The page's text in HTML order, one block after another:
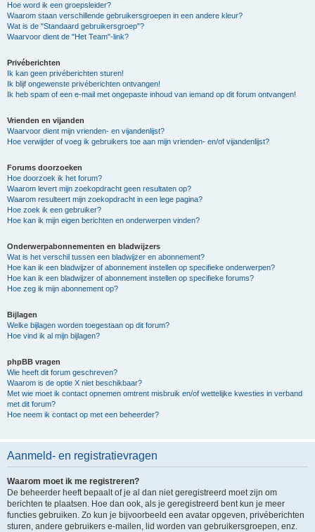
Hoe word ik een groepsleider?
Waarom staan verschillende gebruikersgroepen in een andere kleur?
Wat is de "Standaard gebruikersgroep"?
Waarvoor dient de "Het Team"-link?
Privéberichten
Ik kan geen privéberichten sturen!
Ik blijf ongewenste privéberichten ontvangen!
Ik heb spam of een e-mail met ongepaste inhoud van iemand op dit forum ontvangen!
Vrienden en vijanden
Waarvoor dient mijn vrienden- en vijandenlijst?
Hoe verwijder of voeg ik gebruikers toe aan mijn vrienden- en/of vijandenlijst?
Forums doorzoeken
Hoe doorzoek ik het forum?
Waarom levert mijn zoekopdracht geen resultaten op?
Waarom resulteert mijn zoekopdracht in een lege pagina?
Hoe zoek ik een gebruiker?
Hoe kan ik mijn eigen berichten en onderwerpen vinden?
Onderwerpabonnementen en bladwijzers
Wat is het verschil tussen een bladwijzer en abonnement?
Hoe kan ik een bladwijzer of abonnement instellen op specifieke onderwerpen?
Hoe kan ik een bladwijzer of abonnement instellen op specifieke forums?
Hoe zeg ik mijn abonnement op?
Bijlagen
Welke bijlagen worden toegestaan op dit forum?
Hoe vind ik al mijn bijlagen?
phpBB vragen
Wie heeft dit forum geschreven?
Waarom is de optie X niet beschikbaar?
Met wie moet ik contact opnemen omtrent misbruik en/of wettelijke kwesties in verband
met dit forum?
Hoe neem ik contact op met een beheerder?
Aanmeld- en registratievragen
Waarom moet ik me registreren?
De beheerder heeft bepaalt of je al dan niet geregistreerd moet zijn om
berichten te plaatsen. Hoe dan ook, als je geregistreerd bent kun je meer
functies gebruiken. Zo kun je bijvoorbeeld een avatar opgeven, privéberichten
sturen, andere gebruikers e-mailen, lid worden van gebruikersgroepen, enz.